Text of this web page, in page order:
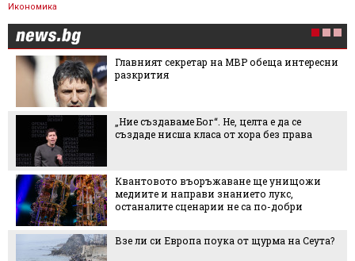
Икономика
Главният секретар на МВР обеща интересни
разкрития
„Ние създаваме Бог“. Не, целта е да се
създаде нисша класа от хора без права
Квантовото въоръжаване ще унищожи
медиите и направи знанието лукс,
останалите сценарии не са по-добри
Взе ли си Европа поука от щурма на Сеута?